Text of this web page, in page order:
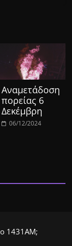
Aναμετάδοση
πορείας 6
Δεκέμβρη
06/12/2024
1431ΑΜ;